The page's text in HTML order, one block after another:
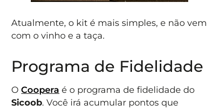
Atualmente, o kit é mais simples, e não vem
com o vinho e a taça.
Programa de Fidelidade
OCoopera é o programa de fidelidade do
Sicoob. Você irá acumular pontos que